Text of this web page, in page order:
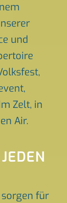
und
Zelt, in
Air.
für